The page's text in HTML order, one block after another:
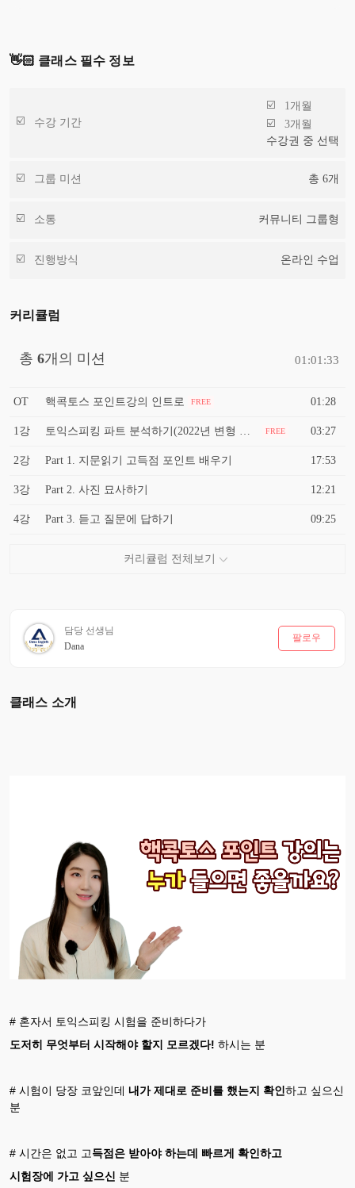
👋🏻 클래스 필수 정보
수강 기간
1개월
3개월
수강권 중 선택
그룹 미션 총 6개
소통 커뮤니티 그룹형
진행방식 온라인 수업
커리큘럼
총 6개의 미션 01:01:33
OT 핵콕토스 포인트강의 인트로 FREE 01:28
1강 FREE 03:27
2강 Part 1. 지문읽기 고득점 포인트 배우기 17:53
3강 Part 2. 사진 묘사하기 12:21
4강 Part 3. 듣고 질문에 답하기 09:25
담당 선생님
Dana
팔로우
클래스 소개
# 혼자서 토익스피킹 시험을 준비하다가
도저히 무엇부터 시작해야 할지 모르겠다! 하시는 분
# 시험이 당장 코앞인데 내가 제대로 준비를 했는지 확인 하고 싶으신
분
# 시간은 없고 고득점은 받아야 하는데 빠르게 확인하고
시험장에 가고 싶으신
분